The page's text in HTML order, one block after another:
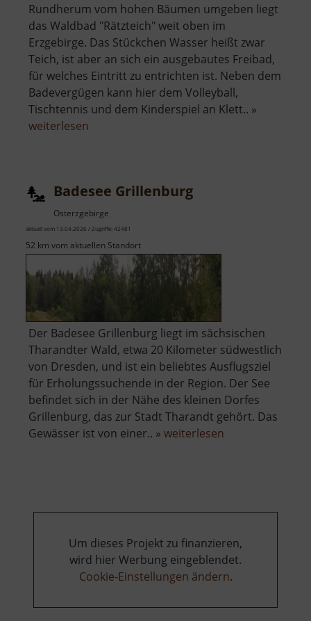
Rundherum vom hohen Bäumen umgeben liegt
das Waldbad "Rätzteich" weit oben im
Erzgebirge. Das Stückchen Wasser heißt zwar
Teich, ist aber an sich ein ausgebautes Freibad,
für welches Eintritt zu entrichten ist. Neben dem
Badevergügen kann hier dem Volleyball,
Tischtennis und dem Kinderspiel an Klett.. »
weiterlesen
Badesee Grillenburg
Osterzgebirge
aktuell vom 13.04.2026 / Zugriffe: 42481
52 km vom aktuellen Standort
Der Badesee Grillenburg liegt im sächsischen
Tharandter Wald, etwa 20 Kilometer südwestlich
von Dresden, und ist ein beliebtes Ausflugsziel
für Erholungssuchende in der Region. Der See
befindet sich in der Nähe des kleinen Dorfes
Grillenburg, das zur Stadt Tharandt gehört. Das
Gewässer ist von einer.. » weiterlesen
Um dieses Projekt zu finanzieren,
wird hier Werbung eingeblendet.
Cookie-Einstellungen ändern.